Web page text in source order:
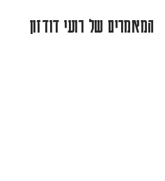
המאמרים של רועי דודזון